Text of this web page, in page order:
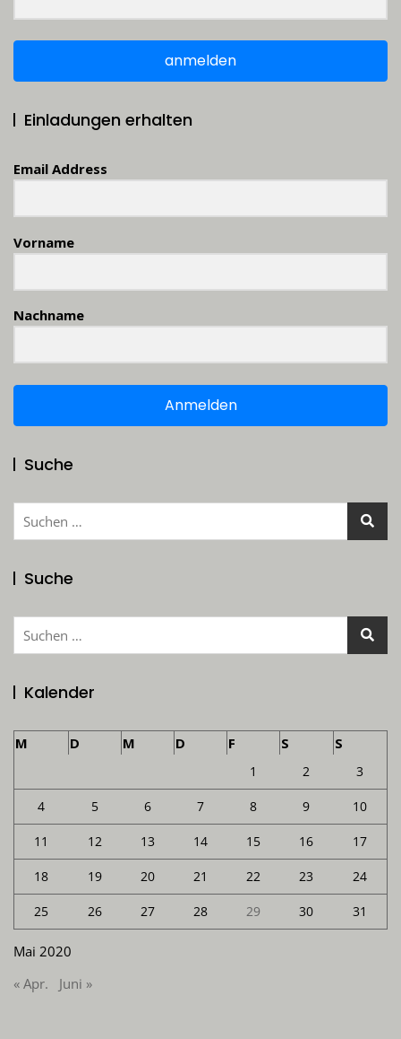
anmelden
Einladungen erhalten
Email Address
Vorname
Nachname
Anmelden
Suche
Suchen
Suche
Suchen
Kalender
Mai 2020
M D M D F S S
1 2 3
4 5 6 7 8 9 10
11 12 13 14 15 16 17
18 19 20 21 22 23 24
25 26 27 28 29 30 31
« Apr. Juni »